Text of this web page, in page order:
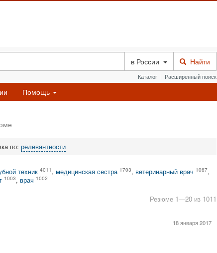
в России Найти
Каталог | Расширенный поиск
Помощь
по: релевантности
техник 4011 , медицинская сестра 1703, ветеринарный врач 1067,
1003, врач 1002
Резюме 1—20 из 1011
18 января 2017